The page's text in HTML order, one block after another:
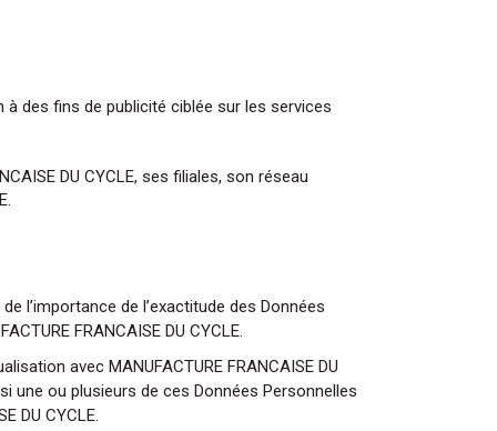
à des fins de publicité ciblée sur les services
DU CYCLE, ses filiales, son réseau
l’importance de l’exactitude des Données
FRANCAISE DU CYCLE.
avec MANUFACTURE FRANCAISE DU
une ou plusieurs de ces Données Personnelles
DU CYCLE.